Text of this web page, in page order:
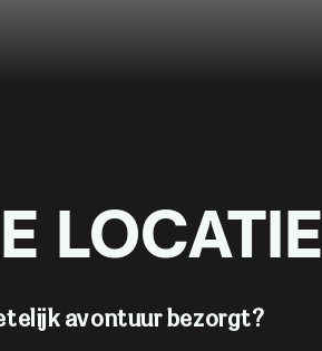
LOCATIE
avontuur bezorgt?